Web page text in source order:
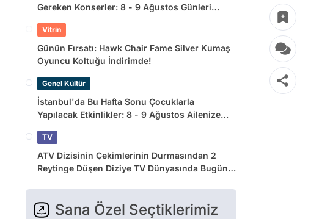
Gereken Konserler: 8 - 9 Ağustos Günleri
Vitrin
Günün Fırsatı: Hawk Chair Fame Silver Kumaş
Oyuncu Koltuğu İndirimde!
Genel Kültür
İstanbul'da Bu Hafta Sonu Çocuklarla
Yapılacak Etkinlikler: 8 - 9 Ağustos Ailenize
TV
ATV Dizisinin Çekimlerinin Durmasından 2
Reytinge Düşen Diziye TV Dünyasında Bugün
Sana Özel Seçtiklerimiz